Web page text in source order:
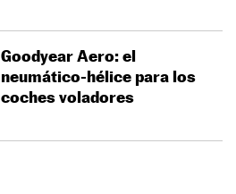
Goodyear Aero: el
neumático-hélice para los
coches voladores